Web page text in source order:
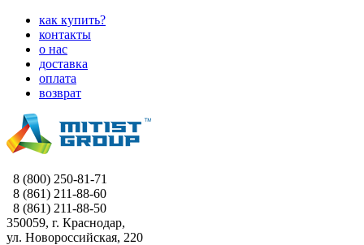
как купить?
контакты
о нас
доставка
оплата
возврат
8 (800) 250-81-71
8 (861) 211-88-60
8 (861) 211-88-50
350059, г. Краснодар,
ул. Новороссийская, 220